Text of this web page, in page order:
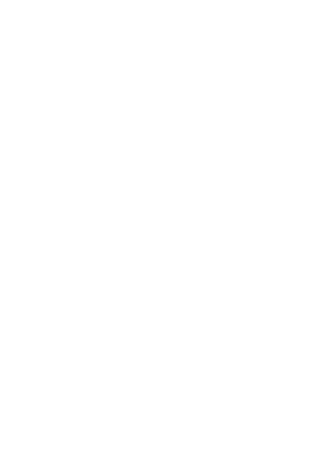
. . понеділок, 3 серпня 2026 р.